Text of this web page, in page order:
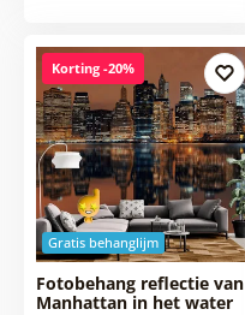
Gratis behanglijm
Korting -20%
Fotobehang reflectie van
Manhattan in het water